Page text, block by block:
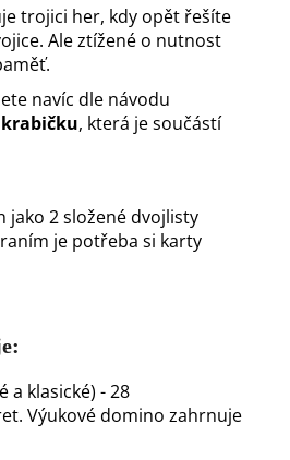
trojici her, kdy opět řešíte
Ale ztížené o nutnost
navíc dle návodu
, která je součástí
jako 2 složené dvojlisty
je potřeba si karty
a klasické) - 28
Výukové domino zahrnuje